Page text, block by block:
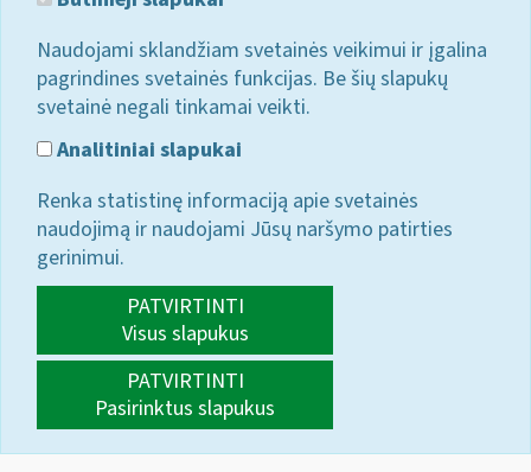
Naudojami sklandžiam svetainės veikimui ir įgalina
pagrindines svetainės funkcijas. Be šių slapukų
svetainė negali tinkamai veikti.
Analitiniai slapukai
Renka statistinę informaciją apie svetainės
naudojimą ir naudojami Jūsų naršymo patirties
gerinimui.
PATVIRTINTI
Visus slapukus
PATVIRTINTI
Pasirinktus slapukus